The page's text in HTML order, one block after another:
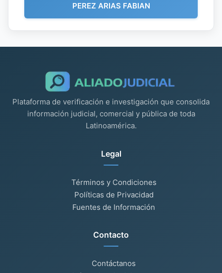
PEREZ ARIAS FABIAN
Plataforma de verificación e investigación que consolida
información judicial, comercial y pública de toda
Latinoamérica.
Legal
Términos y Condiciones
Políticas de Privacidad
Fuentes de Información
Contacto
Contáctanos